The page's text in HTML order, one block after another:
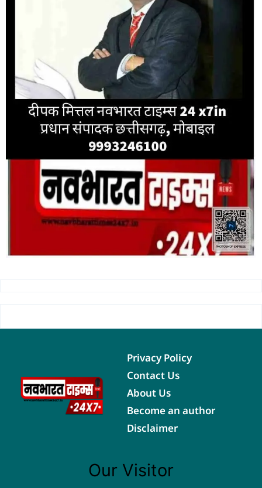
Privacy Policy
Contact Us
About Us
Become an author
Disclaimer
Our Visitor